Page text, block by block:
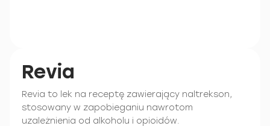
Revia
Revia to lek na receptę zawierający naltrekson,
stosowany w zapobieganiu nawrotom
uzależnienia od alkoholu i opioidów.